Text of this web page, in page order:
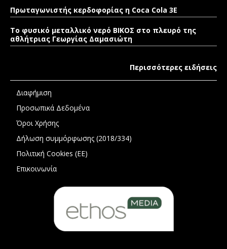
Πρωταγωνιστής κερδοφορίας η Coca Cola 3E
Το φυσικό μεταλλικό νερό ΒΙΚΟΣ στο πλευρό της
αθλήτριας Γεωργίας Δαμασιώτη
Περισσότερες ειδήσεις
Διαφήμιση
Προσωπικά Δεδομένα
Όροι Χρήσης
Δήλωση συμμόρφωσης (2018/334)
Πολιτική Cookies (ΕΕ)
Επικοινωνία